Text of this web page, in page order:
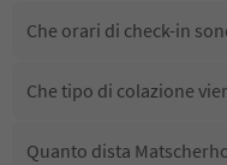
Che orari di check-in
Che tipo di colazione
Quanto dista